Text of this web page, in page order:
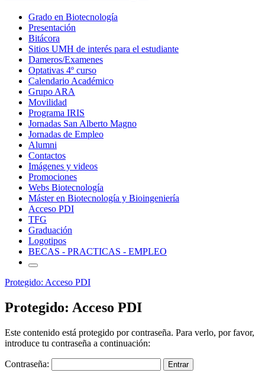
Grado en Biotecnología
Presentación
Bitácora
Sitios UMH de interés para el estudiante
Dameros/Examenes
Optativas 4º curso
Calendario Académico
Grupo ARA
Movilidad
Programa IRIS
Jornadas San Alberto Magno
Jornadas de Empleo
Alumni
Contactos
Imágenes y videos
Promociones
Webs Biotecnología
Máster en Biotecnología y Bioingeniería
Acceso PDI
TFG
Graduación
Logotipos
BECAS - PRACTICAS - EMPLEO
Protegido: Acceso PDI
Protegido: Acceso PDI
Este contenido está protegido por contraseña. Para verlo, por favor,
introduce tu contraseña a continuación:
Contraseña: